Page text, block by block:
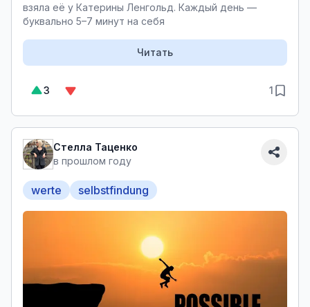
взяла её у Катерины Ленгольд. Каждый день —
буквально 5–7 минут на себя
Читать
3 1
Стелла Таценко
в прошлом году
werte selbstfindung